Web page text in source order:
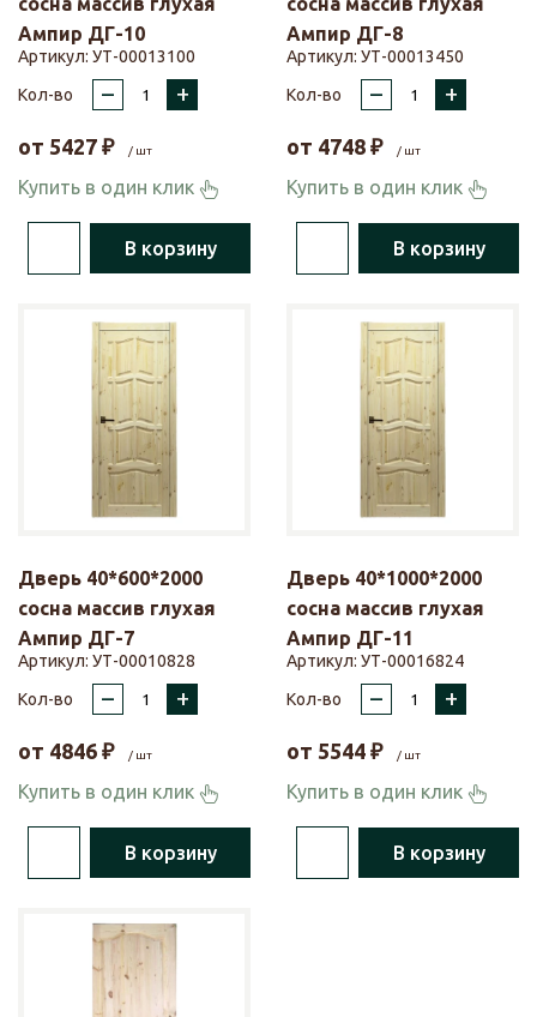
Ампир ДГ-10
Артикул: УТ-00013100
Кол-во
– +
от 5427 ₽ / шт
Купить в один клик
В корзину
Ампир ДГ-8
Артикул: УТ-00013450
Кол-во
– +
от 4748 ₽ / шт
Купить в один клик
В корзину
Дверь 40*600*2000
сосна массив глухая
Ампир ДГ-7
Артикул: УТ-00010828
Кол-во
– +
от 4846 ₽ / шт
Купить в один клик
В корзину
Дверь 40*1000*2000
сосна массив глухая
Ампир ДГ-11
Артикул: УТ-00016824
Кол-во
– +
от 5544 ₽ / шт
Купить в один клик
В корзину